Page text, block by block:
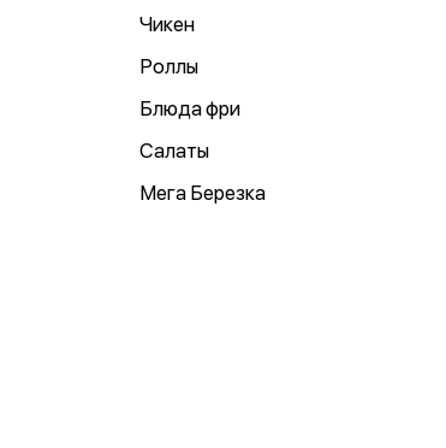
Чикен
Роллы
Блюда фри
Салаты
Мега Березка